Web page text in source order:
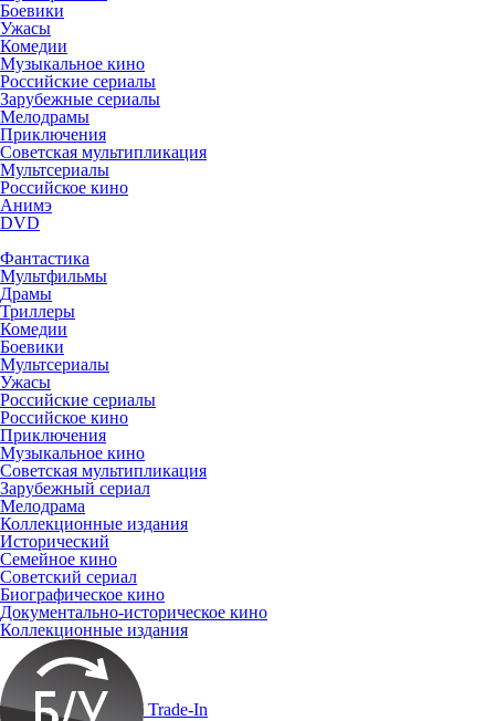
Боевики
Ужасы
Комедии
Музыкальное кино
Российские сериалы
Зарубежные сериалы
Мелодрамы
Приключения
Советская мультипликация
Мультсериалы
Российское кино
Анимэ
DVD
Фантастика
Мультфильмы
Драмы
Триллеры
Комедии
Боевики
Мультсериалы
Ужасы
Российские сериалы
Российское кино
Приключения
Музыкальное кино
Советская мультипликация
Зарубежный сериал
Мелодрама
Коллекционные издания
Исторический
Семейное кино
Советский сериал
Биографическое кино
Документально-историческое кино
Коллекционные издания
Trade-In